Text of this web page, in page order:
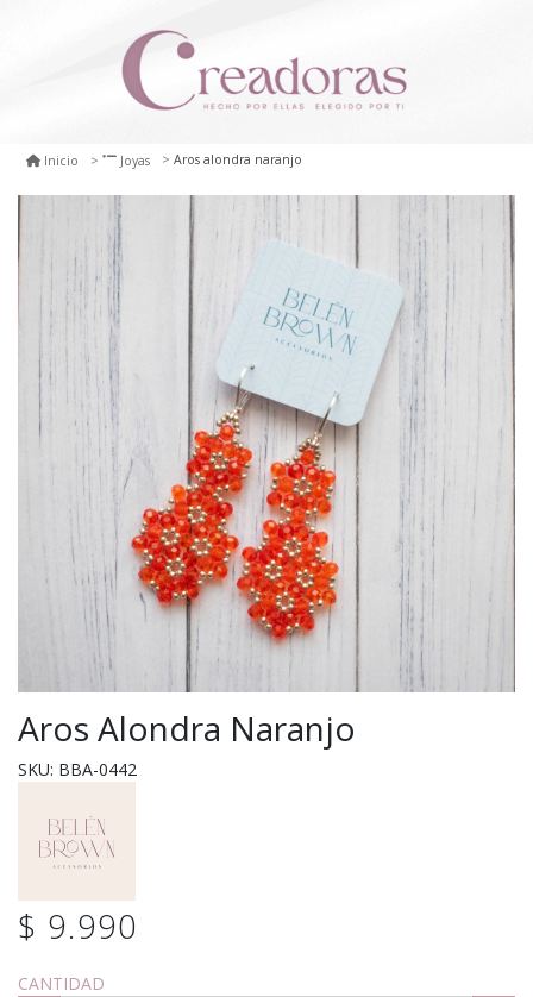
Inicio Joyas Aros alondra naranjo
Aros Alondra Naranjo
SKU: BBA-0442
$ 9.990
CANTIDAD